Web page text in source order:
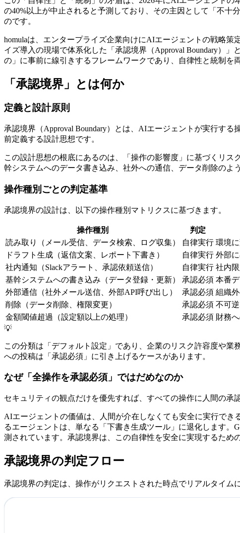
の40%以上が中止されると予測しており、その主因として「不
のです。
homulaは、エンタープライズ企業向けにAIエージェントの戦略
イズ導入の現場で体系化した「承認境界（Approval Boundary）
の」に事前に線引きするフレームワークであり、自律性と統制を
「承認境界」とは何か
定義と設計原則
承認境界（Approval Boundary）とは、AIエージェントが実行す
前定義する設計思想です。
この設計思想の根底にあるのは、「操作の影響度」に基づくリ
幹システムへのデータ書き込み、社外への通信、データ削除のよ
操作種別ごとの判定基準
承認境界の設計は、以下の操作種別マトリクスに基づきます。
操作種別 判定
読み取り（メール受信、データ検索、ログ収集）
自律実行 環境
ドラフト生成（返信文案、レポート下書き）
自律実行 外部
社内通知（Slackアラート、承認依頼送信）
自律実行 社内
基幹システムへの書き込み（データ登録・更新）
承認必須 本番
外部通信（社外メール送信、外部API呼び出し）
承認必須 組織
削除（データ削除、権限変更）
承認必須 不可
金額閾値超過（設定額以上の処理）
承認必須 財務
💡
この分類は「デフォルト設定」であり、企業のリスク許容度や
への投稿は「承認必須」に引き上げるケースがあります。
なぜ「全操作を承認必須」ではだめなのか
セキュリティの観点だけを優先すれば、すべての操作に人間の承
AIエージェントの価値は、人間が介在しなくても安全に実行で
るエージェントは、単なる「下書き生成ツール」に退化します。
測されています。承認境界は、この自律性を安全に実現するため
承認境界の判定フロー
承認境界の判定は、操作がリクエストされた時点でリアルタイム